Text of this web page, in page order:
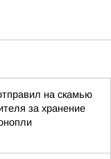
на скамью
за хранение